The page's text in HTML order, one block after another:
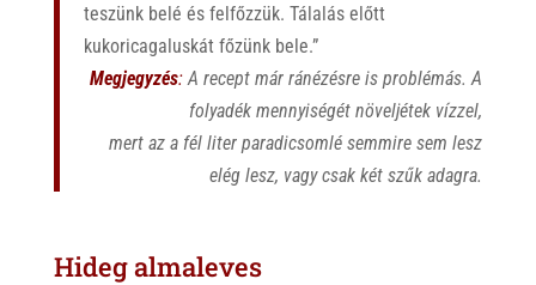
teszünk belé és felfőzzük. Tálalás előtt
kukoricagaluskát főzünk bele.”
Megjegyzés: A recept már ránézésre is problémás. A
folyadék mennyiségét növeljétek vízzel,
mert az a fél liter paradicsomlé semmire sem lesz
elég lesz, vagy csak két szűk adagra.
Hidegalmaleves